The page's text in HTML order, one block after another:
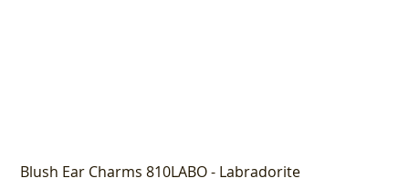
Blush Ear Charms 810LABO - Labradorite